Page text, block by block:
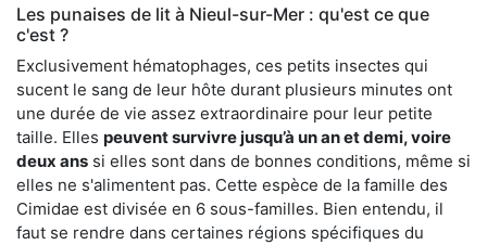
Les punaises de lit à Nieul-sur-Mer : qu'est ce que
c'est ?
Exclusivement hématophages, ces petits insectes qui
sucent le sang de leur hôte durant plusieurs minutes ont
une durée de vie assez extraordinaire pour leur petite
taille. Elles peuvent survivre jusqu’à un an et demi, voire
deux ans si elles sont dans de bonnes conditions, même si
elles ne s'alimentent pas. Cette espèce de la famille des
Cimidae est divisée en 6 sous-familles. Bien entendu, il
faut se rendre dans certaines régions spécifiques du